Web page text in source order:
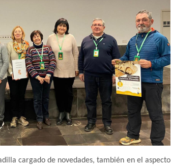
cargado de novedades, también en el aspecto